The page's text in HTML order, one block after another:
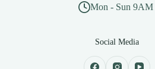
Mon - Sun 9AM
Social Media